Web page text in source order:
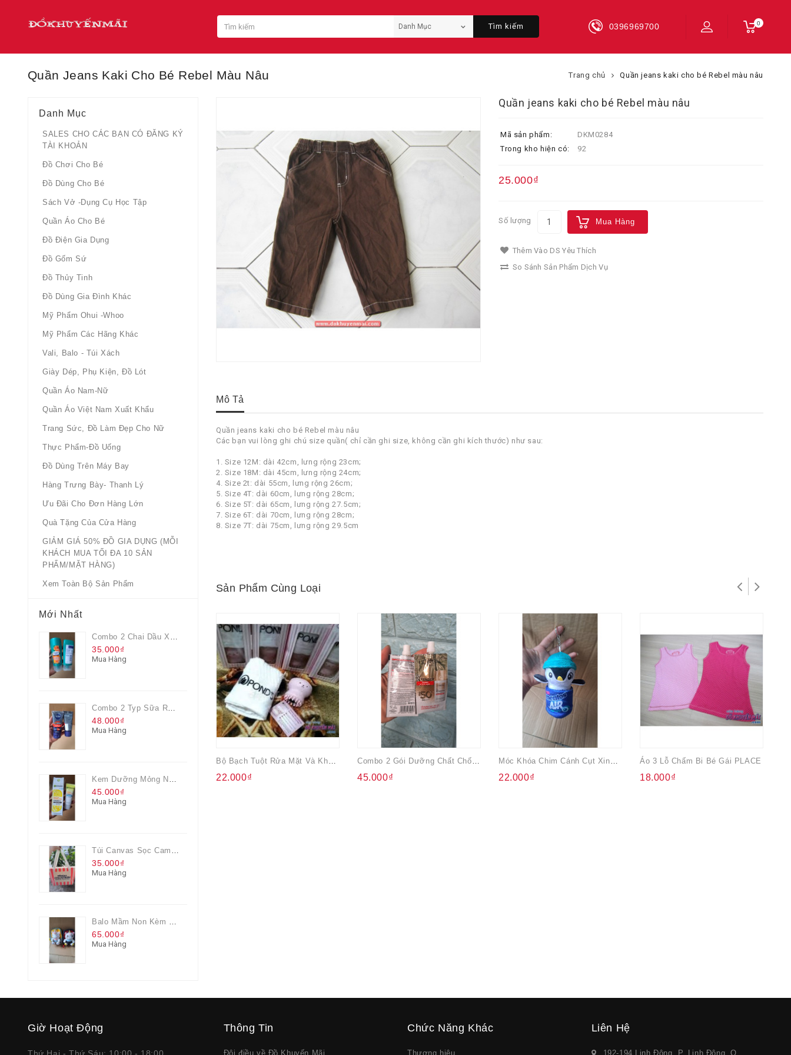
0
0396969700
Tìm kiếm
Quần Jeans Kaki Cho Bé Rebel Màu Nâu Trang chủ Quần jeans kaki cho bé Rebel màu nâu
Danh Mục
SALES CHO CÁC BẠN CÓ ĐĂNG KÝ
TÀI KHOẢN
Đồ Chơi Cho Bé
Đồ Dùng Cho Bé
Sách Vở -dụng Cụ Học Tập
Quần Áo Cho Bé
Đồ Điện Gia Dụng
Đồ Gốm Sứ
Đồ Thủy Tinh
Đồ Dùng Gia Đình Khác
Mỹ Phẩm Ohui -whoo
Mỹ Phẩm Các Hãng Khác
Vali, Balo - Túi Xách
Giày Dép, Phụ Kiện, Đồ Lót
Quần Áo Nam-Nữ
Quần Áo Việt Nam Xuất Khẩu
Trang Sức, Đồ Làm Đẹp Cho Nữ
Thực Phẩm-Đồ Uống
Đồ Dùng Trên Máy Bay
Hàng Trưng Bày- Thanh Lý
Ưu Đãi Cho Đơn Hàng Lớn
Quà Tặng Của Cửa Hàng
GIẢM GIÁ 50% ĐỒ GIA DỤNG (MỖI
KHÁCH MUA TỐI ĐA 10 SẢN
PHẨM/MẶT HÀNG)
Xem Toàn Bộ Sản Phẩm
Mới Nhất
Combo 2 Chai Dầu Xả Rejoice 3IN1 Siêu Mềm Mượt Chai 60ML
35.000₫
Mua Hàng
Combo 2 Typ Sữa Rửa Mặt Nivea Men Giúp Giảm Mụn, Giảm Hư Tổn Da
48.000₫
Mua Hàng
Kem Dưỡng Mỏng Nhẹ Cấp Ẩm & Sáng Da Vitamin C 20ml
45.000₫
Mua Hàng
Túi Canvas Sọc Cam Có Dây Kéo
35.000₫
Mua Hàng
Balo Mầm Non Kèm Thú Bông Cho Bé
65.000₫
Mua Hàng
Quần jeans kaki cho bé Rebel màu nâu
Mã sản phẩm:
DKM0284
Trong kho hiện có:
92
25.000₫
Số lượng Mua Hàng
Thêm Vào DS Yêu Thích
So Sánh Sản Phẩm Dịch Vụ
Mô Tả
Quần jeans kaki cho bé Rebel màu nâu
Các bạn vui lòng ghi chú size quần( chỉ cần ghi size, không cần ghi kích thước) như sau:
1. Size 12M: dài 42cm, lưng rộng 23cm;
2. Size 18M: dài 45cm, lưng rộng 24cm;
4. Size 2t: dài 55cm, lưng rộng 26cm;
5. Size 4T: dài 60cm, lưng rộng 28cm;
6. Size 5T: dài 65cm, lưng rộng 27.5cm;
7. Size 6T: dài 70cm, lưng rộng 28cm;
8. Size 7T: dài 75cm, lưng rộng 29.5cm
Sản Phẩm Cùng Loại
22.000₫ 45.000₫ 22.000₫
Áo 3 Lỗ Chấm Bi Bé Gái PLACE
18.000₫
Giờ Hoạt Động Thông Tin
Đôi điều về Đồ Khuyến Mãi
Chức Năng Khác
Thương hiệu
Liên Hệ
192-194 Linh Đông, P. Linh Đông, Q.